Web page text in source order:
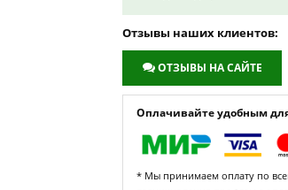
Отзывы наших клиентов:
ОТЗЫВЫ НА САЙТЕ
Оплачивайте удобным
* Мы принимаем оплату по